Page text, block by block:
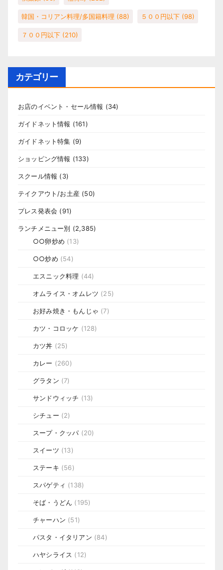
韓国・コリアン料理/多国籍料理 (88) ５００円以下 (98)
７００円以下 (210)
カテゴリー
お店のイベント・セール情報 (34)
ガイドネット情報 (161)
ガイドネット特集 (9)
ショッピング情報 (133)
スクール情報 (3)
テイクアウト/お土産 (50)
プレス発表会 (91)
ランチメニュー別 (2,385)
○○卵炒め (13)
○○炒め (54)
エスニック料理 (44)
オムライス・オムレツ (25)
お好み焼き・もんじゃ (7)
カツ・コロッケ (128)
カツ丼 (25)
カレー (260)
グラタン (7)
サンドウィッチ (13)
シチュー (2)
スープ・クッパ (20)
スイーツ (13)
ステーキ (56)
スパゲティ (138)
そば・うどん (195)
チャーハン (51)
パスタ・イタリアン (84)
ハヤシライス (12)